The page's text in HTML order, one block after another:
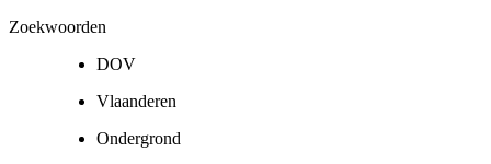
Zoekwoorden
DOV
Vlaanderen
Ondergrond